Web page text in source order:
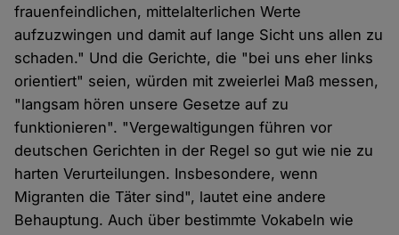
frauenfeindlichen, mittelalterlichen Werte
aufzuzwingen und damit auf lange Sicht uns allen zu
schaden." Und die Gerichte, die "bei uns eher links
orientiert" seien, würden mit zweierlei Maß messen,
"langsam hören unsere Gesetze auf zu
funktionieren". "Vergewaltigungen führen vor
deutschen Gerichten in der Regel so gut wie nie zu
harten Verurteilungen. Insbesondere, wenn
Migranten die Täter sind", lautet eine andere
Behauptung. Auch über bestimmte Vokabeln wie